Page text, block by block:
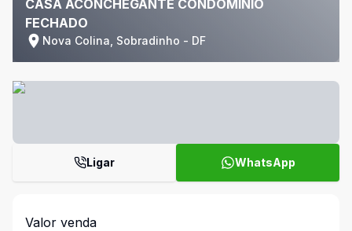
CASA ACONCHEGANTE CONDOMINIO
FECHADO
Nova Colina, Sobradinho - DF
Ligar WhatsApp
Valor venda